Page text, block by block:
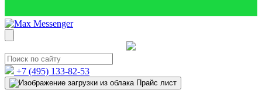
+7 (495) 133-82-53
Прайс лист